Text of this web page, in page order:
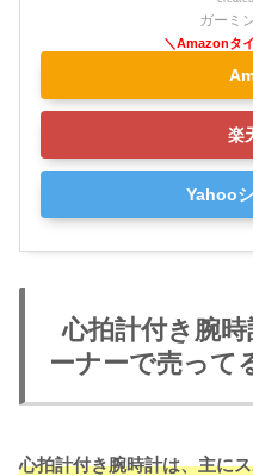
ガーミ
楽
Yahoo
心拍計付き腕
ーナーで売って
心拍計付き腕時計は、主に